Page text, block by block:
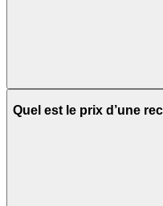
Quel est le prix d’une